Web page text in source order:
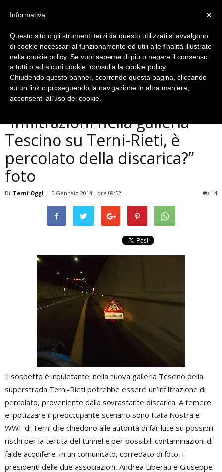
Cronaca
Italia Nostra-WWF:
”Infiltrazioni nella galleria
Tescino su Terni-Rieti, è
percolato della discarica?”
foto
Di Terni Oggi - 3 Gennaio 2014 - ore 09:52 14
Il sospetto è inquietante: nella nuova galleria Tescino della
superstrada Terni-Rieti potrebbe esserci un’infiltrazione di
percolato, proveniente dalla sovrastante discarica. A temere
e ipotizzare il preoccupante scenario sono Italia Nostra e
WWF di Terni che chiedono alle autorità di far luce su possibili
rischi per la tenuta del tunnel e per possibili contaminazioni di
falde acquifere. In un comunicato, corredato di foto, i
presidenti delle due associazioni, Andrea Liberati e Giuseppe
×
Informativa
Questo sito o gli strumenti terzi da questo utilizzati si avvalgono
di cookie necessari al funzionamento ed utili alle finalità illustrate
nella cookie policy. Se vuoi saperne di più o negare il consenso
a tutti o ad alcuni cookie, consulta la cookie policy.
Chiudendo questo banner, scorrendo questa pagina, cliccando
su un link o proseguendo la navigazione in altra maniera,
acconsenti all’uso dei cookie.